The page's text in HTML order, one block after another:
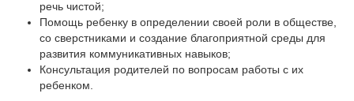
речь чистой;
Помощь ребенку в определении своей роли в обществе,
со сверстниками и создание благоприятной среды для
развития коммуникативных навыков;
Консультация родителей по вопросам работы с их
ребенком.